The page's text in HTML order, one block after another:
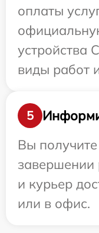
оплаты
устройства
виды работ
5
Вы
завершении
и курьер
или в офис.